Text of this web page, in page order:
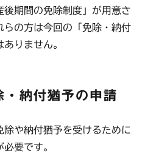
後期間の免除制度」が用意さ
らの方は今回の「免除・納付
ありません。
・納付猶予の申請
や納付猶予を受けるために
要です。